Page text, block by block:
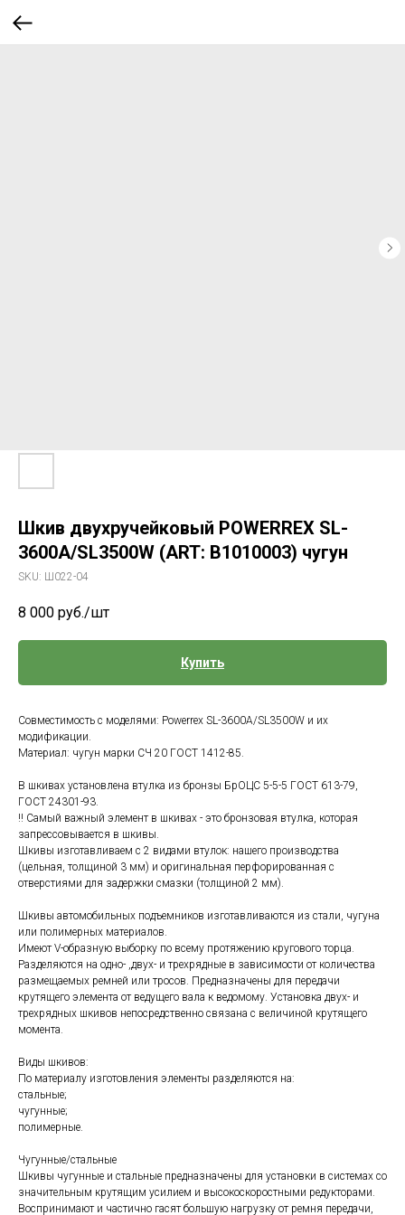
Шкив двухручейковый POWERREX SL-
3600A/SL3500W (ART: В1010003) чугун
SKU: Ш022-04
8 000 руб./шт
Купить
Совместимость с моделями: Powerrex SL-3600A/SL3500W и их
модификации.
Материал: чугун марки СЧ 20 ГОСТ 1412-85.
В шкивах установлена втулка из бронзы БрОЦС 5-5-5 ГОСТ 613-79,
ГОСТ 24301-93.
!! Самый важный элемент в шкивах - это бронзовая втулка, которая
запрессовывается в шкивы.
Шкивы изготавливаем с 2 видами втулок: нашего производства
(цельная, толщиной 3 мм) и оригинальная перфорированная с
отверстиями для задержки смазки (толщиной 2 мм).
Шкивы автомобильных подъемников изготавливаются из стали, чугуна
или полимерных материалов.
Имеют V-образную выборку по всему протяжению кругового торца.
Разделяются на одно- ,двух- и трехрядные в зависимости от количества
размещаемых ремней или тросов. Предназначены для передачи
крутящего элемента от ведущего вала к ведомому. Установка двух- и
трехрядных шкивов непосредственно связана с величиной крутящего
момента.
Виды шкивов:
По материалу изготовления элементы разделяются на:
стальные;
чугунные;
полимерные.
Чугунные/стальные
Шкивы чугунные и стальные предназначены для установки в системах со
значительным крутящим усилием и высокоскоростными редукторами.
Воспринимают и частично гасят большую нагрузку от ремня передачи,